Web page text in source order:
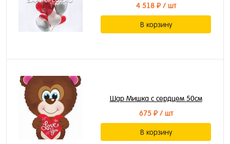
4 518 ₽/ шт
В корзину
Шар Мишка с сердцем 50см
675 ₽/ шт
В корзину